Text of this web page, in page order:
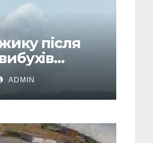
після
ADMIN